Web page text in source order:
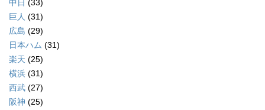
中日 (33)
巨人 (31)
広島 (29)
日本ハム (31)
楽天 (25)
横浜 (31)
西武 (27)
阪神 (25)